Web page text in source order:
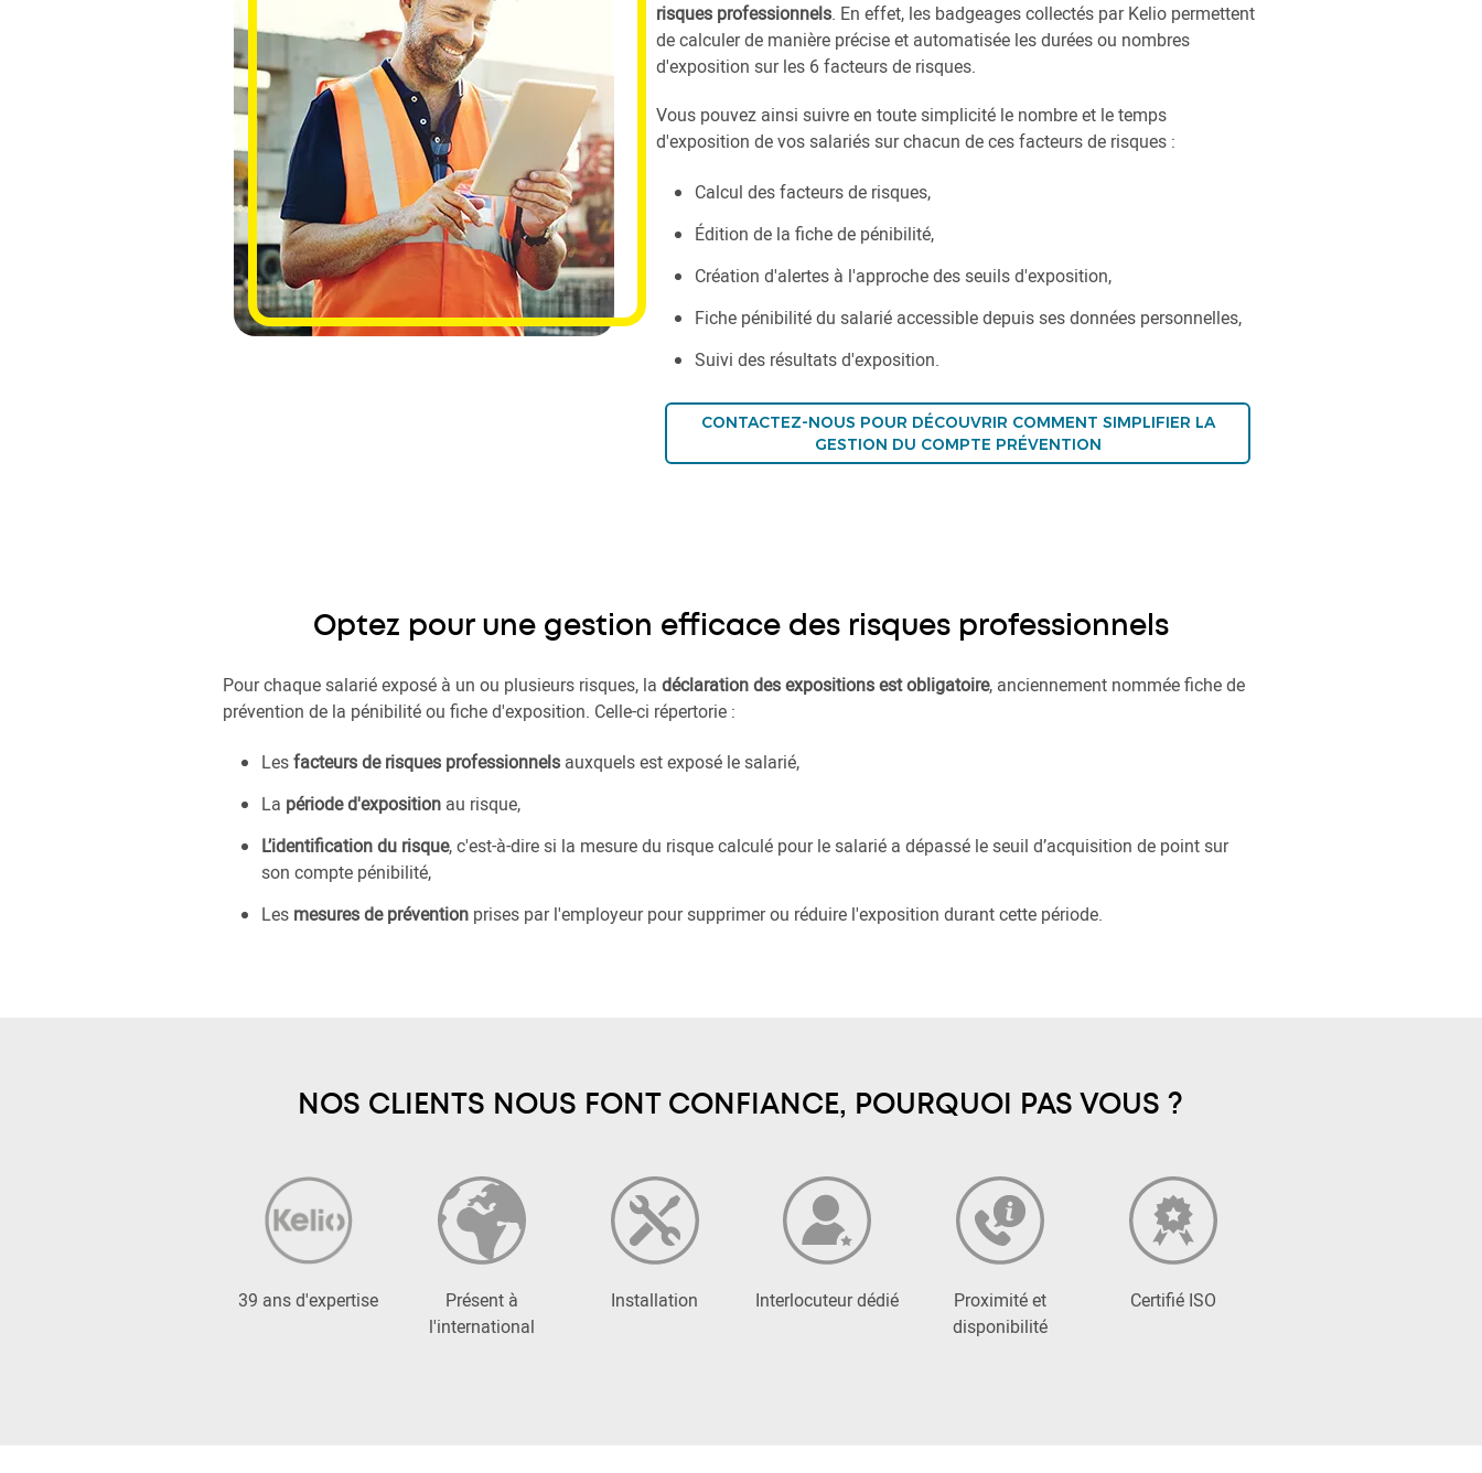
risques professionnels. En effet, les badgeages collectés par Kelio permettent
de calculer de manière précise et automatisée les durées ou nombres
d'exposition sur les 6 facteurs de risques.
Vous pouvez ainsi suivre en toute simplicité le nombre et le temps
d'exposition de vos salariés sur chacun de ces facteurs de risques :
Calcul des facteurs de risques,
Édition de la fiche de pénibilité,
Création d'alertes à l'approche des seuils d'exposition,
Fiche pénibilité du salarié accessible depuis ses données personnelles,
Suivi des résultats d'exposition.
CONTACTEZ-NOUS POUR DÉCOUVRIR COMMENT SIMPLIFIER LA
GESTION DU COMPTE PRÉVENTION
Optez pour une gestion efficace des risques professionnels
Pour chaque salarié exposé à un ou plusieurs risques, la déclaration des expositions est obligatoire, anciennement nommée fiche de
prévention de la pénibilité ou fiche d'exposition. Celle-ci répertorie :
Lesfacteurs de risques professionnelsauxquels est exposé le salarié,
La période d'expositionau risque,
L’identification du risque, c'est-à-dire si la mesure du risque calculé pour le salarié a dépassé le seuil d’acquisition de point sur
son compte pénibilité,
Les mesures de préventionprises par l'employeur pour supprimer ou réduire l'exposition durant cette période.
NOS CLIENTS NOUS FONT CONFIANCE, POURQUOI PAS VOUS ?
39 ans d'expertise
Présent à
l'international
Installation Interlocuteur dédié
Proximité et
disponibilité
Certifié ISO